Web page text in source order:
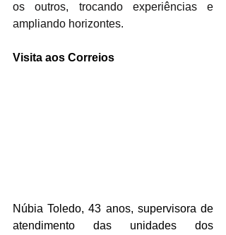
os outros, trocando experiências e
ampliando horizontes.
Visita aos Correios
Núbia Toledo, 43 anos, supervisora de
atendimento das unidades dos